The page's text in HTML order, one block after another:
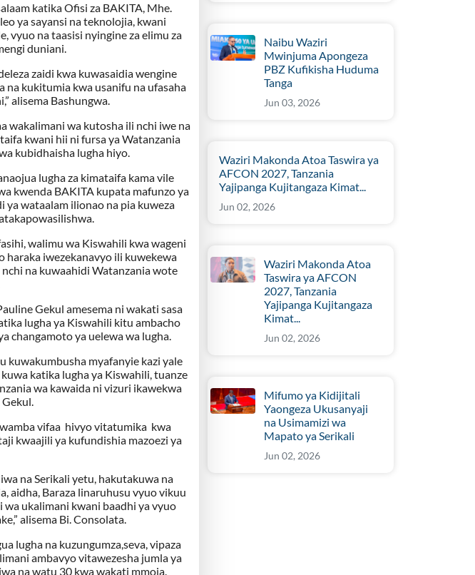
katika Ofisi za BAKITA, Mhe.
ya sayansi na teknolojia, kwani
vyuo na taasisi nyingine za elimu za
duniani.
zaidi kwa kuwasaidia wengine
kukitumia kwa usanifu na ufasaha
alisema Bashungwa.
wakalimani wa kutosha ili nchi iwe na
kwani hii ni fursa ya Watanzania
kubidhaisha lugha hiyo.
lugha za kimataifa kama vile
kwenda BAKITA kupata mafunzo ya
ya wataalam ilionao na pia kuweza
walimu wa Kiswahili kwa wageni
haraka iwezekanavyo ili kuwekewa
na kuwaahidi Watanzania wote
Gekul amesema ni wakati sasa
lugha ya Kiswahili kitu ambacho
changamoto ya uelewa wa lugha.
kuwakumbusha myafanyie kazi yale
katika lugha ya Kiswahili, tuanze
wa kawaida ni vizuri ikawekwa
vifaa hivyo vitatumika kwa
kwaajili ya kufundishia mazoezi ya
na Serikali yetu, hakutakuwa na
aidha, Baraza linaruhusu vyuo vikuu
ukalimani kwani baadhi ya vyuo
alisema Bi. Consolata.
lugha na kuzungumza,seva, vipaza
ambavyo vitawezesha jumla ya
na watu 30 kwa wakati mmoja.
Naibu Waziri
Mwinjuma Apongeza
PBZ Kufikisha Huduma
Tanga
Jun 03, 2026
Waziri Makonda Atoa Taswira ya
AFCON 2027, Tanzania
Yajipanga Kujitangaza Kimat...
Jun 02, 2026
Waziri Makonda Atoa
Taswira ya AFCON
2027, Tanzania
Yajipanga Kujitangaza
Kimat...
Jun 02, 2026
Mifumo ya Kidijitali
Yaongeza Ukusanyaji
na Usimamizi wa
Mapato ya Serikali
Jun 02, 2026